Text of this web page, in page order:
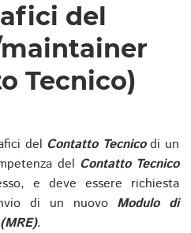
del
Tecnico)
del Contatto Tecnicodi un
del Contatto Tecnico
e deve essere richiesta
di un nuovo Modulo di
.